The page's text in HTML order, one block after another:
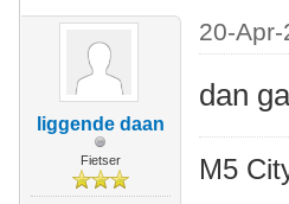
liggende daan
Fietser
20-
dan
M5